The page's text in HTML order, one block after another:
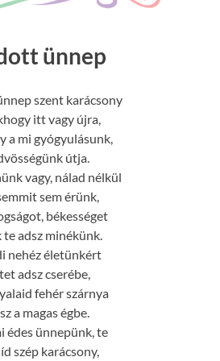
ünnep
szent karácsony
itt vagy újra,
a mi gyógyulásunk,
útja.
vagy, nálad nélkül
sem érünk,
békességet
te adsz minékünk.
nehéz életünkért
adsz cserébe,
fehér szárnya
a magas égbe.
édes ünnepünk, te
szép karácsony,